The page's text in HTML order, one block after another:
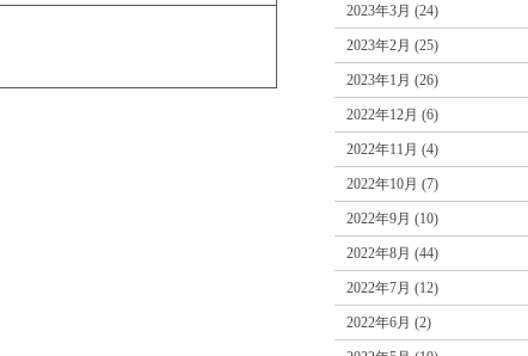
2023年3月 (24)
2023年2月 (25)
2023年1月 (26)
2022年12月 (6)
2022年11月 (4)
2022年10月 (7)
2022年9月 (10)
2022年8月 (44)
2022年7月 (12)
2022年6月 (2)